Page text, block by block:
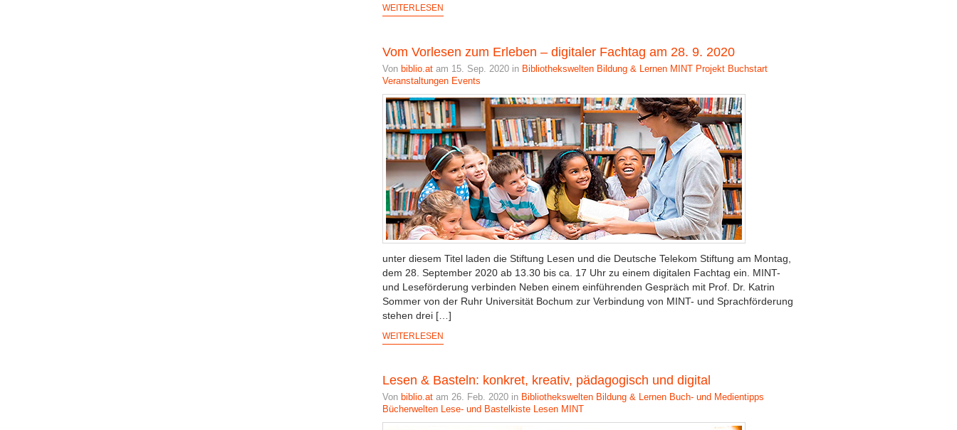
WEITERLESEN
Vom Vorlesen zum Erleben – digitaler Fachtag am 28. 9. 2020
Von biblio.at am 15. Sep. 2020 in Bibliothekswelten Bildung & Lernen MINT Projekt Buchstart
Veranstaltungen Events
unter diesem Titel laden die Stiftung Lesen und die Deutsche Telekom Stiftung am Montag,
dem 28. September 2020 ab 13.30 bis ca. 17 Uhr zu einem digitalen Fachtag ein. MINT-
und Leseförderung verbinden Neben einem einführenden Gespräch mit Prof. Dr. Katrin
Sommer von der Ruhr Universität Bochum zur Verbindung von MINT- und Sprachförderung
stehen drei […]
WEITERLESEN
Lesen & Basteln: konkret, kreativ, pädagogisch und digital
Von biblio.at am 26. Feb. 2020 in Bibliothekswelten Bildung & Lernen Buch- und Medientipps
Bücherwelten Lese- und Bastelkiste Lesen MINT